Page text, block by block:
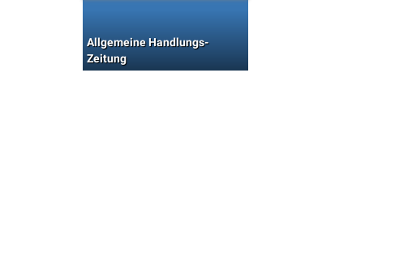
Allgemeine Handlungs-
Zeitung